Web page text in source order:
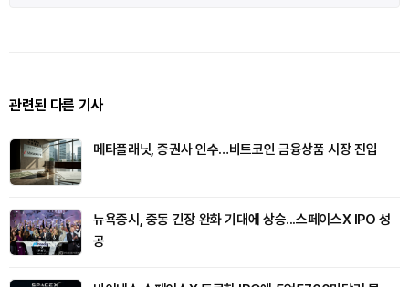
관련된 다른 기사
메타플래닛, 증권사 인수…비트코인 금융상품 시장 진입
뉴욕증시, 중동 긴장 완화 기대에 상승...스페이스X IPO 성
공